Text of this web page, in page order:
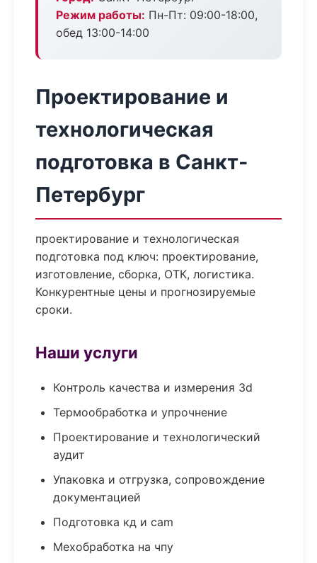
Режим работы: Пн-Пт: 09:00-18:00,
обед 13:00-14:00
Проектирование и
технологическая
подготовка в Санкт-
Петербург
проектирование и технологическая
подготовка под ключ: проектирование,
изготовление, сборка, ОТК, логистика.
Конкурентные цены и прогнозируемые
сроки.
Наши услуги
Контроль качества и измерения 3d
Термообработка и упрочнение
Проектирование и технологический
аудит
Упаковка и отгрузка, сопровождение
документацией
Подготовка кд и cam
Мехобработка на чпу